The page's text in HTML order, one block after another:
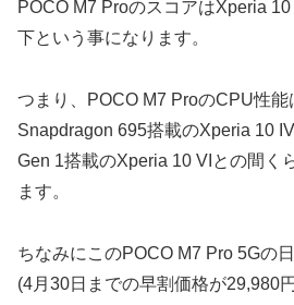
POCO M7 ProのスコアはXperia
下という事になります。
つまり、POCO M7 ProのCPU性能
Snapdragon 695搭載のXperia 10
Gen 1搭載のXperia 10 VIとの間く
ます。
ちなみにこのPOCO M7 Pro 5Gの
(4月30日までの早割価格が29,980